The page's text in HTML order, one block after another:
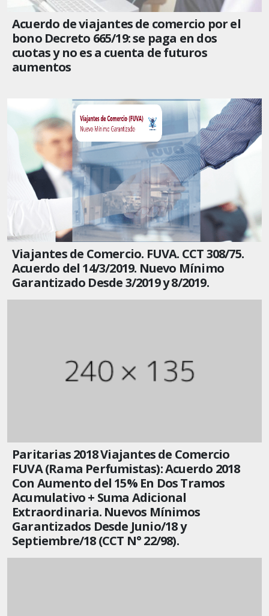
Acuerdo de viajantes de comercio por el
bono Decreto 665/19: se paga en dos
cuotas y no es a cuenta de futuros
aumentos
Viajantes de Comercio. FUVA. CCT 308/75.
Acuerdo del 14/3/2019. Nuevo Mínimo
Garantizado Desde 3/2019 y 8/2019.
Paritarias 2018 Viajantes de Comercio
FUVA (Rama Perfumistas): Acuerdo 2018
Con Aumento del 15% En Dos Tramos
Acumulativo + Suma Adicional
Extraordinaria. Nuevos Mínimos
Garantizados Desde Junio/18 y
Septiembre/18 (CCT N° 22/98).